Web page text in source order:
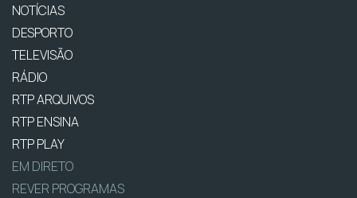
NOTÍCIAS
DESPORTO
TELEVISÃO
RÁDIO
RTP ARQUIVOS
RTP ENSINA
RTP PLAY
EM DIRETO
REVER PROGRAMAS